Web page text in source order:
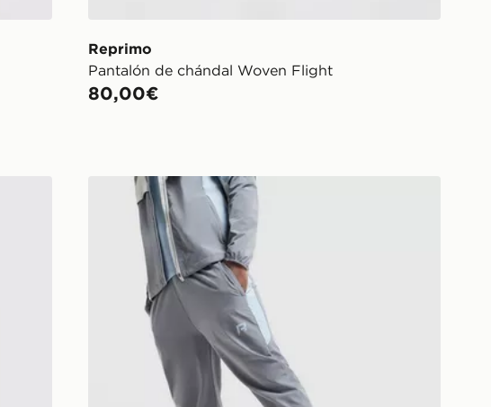
Reprimo
Pantalón de chándal Woven Flight
80,00€
Reprimo Pantalones Vortex Track